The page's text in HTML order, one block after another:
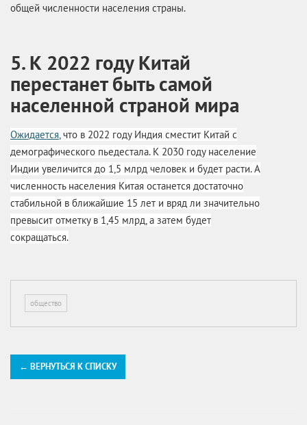
общей численности населения страны.
5. К 2022 году Китай
перестанет быть самой
населенной страной мира
Ожидается , что в 2022 году Индия сместит Китай с
демографического пьедестала. К 2030 году население
Индии увеличится до 1,5 млрд человек и будет расти. А
численность населения Китая останется достаточно
стабильной в ближайшие 15 лет и вряд ли значительно
превысит отметку в 1,45 млрд, а затем будет
сокращаться.
общество
← ВЕРНУТЬСЯ К СПИСКУ